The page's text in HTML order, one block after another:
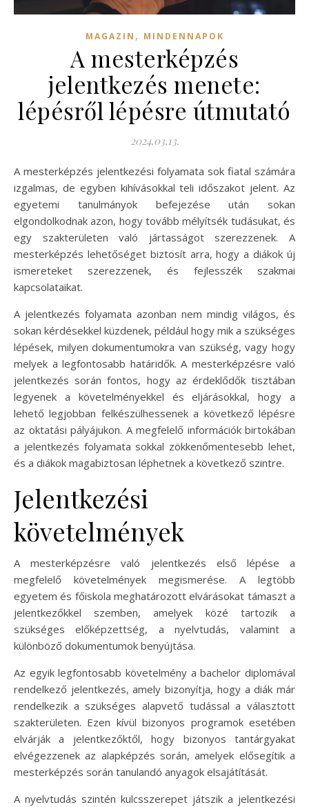
MAGAZIN , MINDENNAPOK
A mesterképzés
jelentkezés menete:
lépésről lépésre útmutató
2024.03.13.
A mesterképzés jelentkezési folyamata sok fiatal számára
izgalmas, de egyben kihívásokkal teli időszakot jelent. Az
egyetemi tanulmányok befejezése után sokan
elgondolkodnak azon, hogy tovább mélyítsék tudásukat, és
egy szakterületen való jártasságot szerezzenek. A
mesterképzés lehetőséget biztosít arra, hogy a diákok új
ismereteket szerezzenek, és fejlesszék szakmai
kapcsolataikat.
A jelentkezés folyamata azonban nem mindig világos, és
sokan kérdésekkel küzdenek, például hogy mik a szükséges
lépések, milyen dokumentumokra van szükség, vagy hogy
melyek a legfontosabb határidők. A mesterképzésre való
jelentkezés során fontos, hogy az érdeklődők tisztában
legyenek a követelményekkel és eljárásokkal, hogy a
lehető legjobban felkészülhessenek a következő lépésre
az oktatási pályájukon. A megfelelő információk birtokában
a jelentkezés folyamata sokkal zökkenőmentesebb lehet,
és a diákok magabiztosan léphetnek a következő szintre.
Jelentkezési
követelmények
A mesterképzésre való jelentkezés első lépése a
megfelelő követelmények megismerése. A legtöbb
egyetem és főiskola meghatározott elvárásokat támaszt a
jelentkezőkkel szemben, amelyek közé tartozik a
szükséges előképzettség, a nyelvtudás, valamint a
különböző dokumentumok benyújtása.
Az egyik legfontosabb követelmény a bachelor diplomával
rendelkező jelentkezés, amely bizonyítja, hogy a diák már
rendelkezik a szükséges alapvető tudással a választott
szakterületen. Ezen kívül bizonyos programok esetében
elvárják a jelentkezőktől, hogy bizonyos tantárgyakat
elvégezzenek az alapképzés során, amelyek elősegítik a
mesterképzés során tanulandó anyagok elsajátítását.
A nyelvtudás szintén kulcsszerepet játszik a jelentkezési